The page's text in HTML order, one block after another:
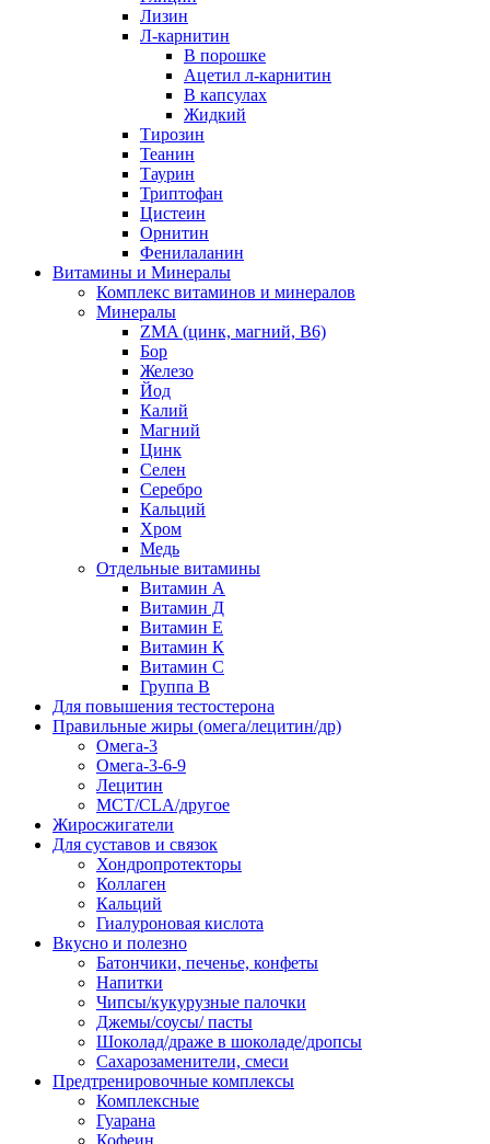
Лизин
Л-карнитин
В порошке
Ацетил л-карнитин
В капсулах
Жидкий
Тирозин
Теанин
Таурин
Триптофан
Цистеин
Орнитин
Фенилаланин
Витамины и Минералы
Комплекс витаминов и минералов
Минералы
ZMA (цинк, магний, В6)
Бор
Железо
Йод
Калий
Магний
Цинк
Селен
Серебро
Кальций
Хром
Медь
Отдельные витамины
Витамин А
Витамин Д
Витамин Е
Витамин К
Витамин С
Группа В
Для повышения тестостерона
Правильные жиры (омега/лецитин/др)
Омега-3
Омега-3-6-9
Лецитин
MCT/CLA/другое
Жиросжигатели
Для суставов и связок
Хондропротекторы
Коллаген
Кальций
Гиалуроновая кислота
Вкусно и полезно
Батончики, печенье, конфеты
Напитки
Чипсы/кукурузные палочки
Джемы/соусы/ пасты
Шоколад/драже в шоколаде/дропсы
Сахарозаменители, смеси
Предтренировочные комплексы
Комплексные
Гуарана
Кофеин